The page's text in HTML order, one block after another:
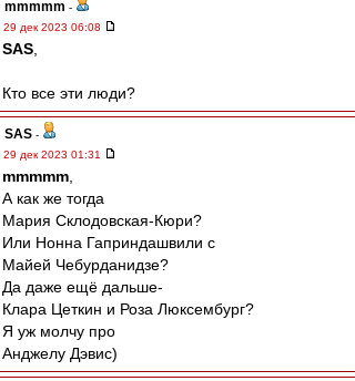
mmmmm -
29 дек 2023 06:08
SAS
Кто все эти люди?
SAS -
29 дек 2023 01:31
mmmmm
А как же тогда
Мария Склодовская-Кюри?
Или Нонна Гаприндашвили с
Майей Чебурданидзе?
Да даже ещё дальше-
Клара Цеткин и Роза Люксембург?
Я уж молчу про
Анджелу Дэвис)